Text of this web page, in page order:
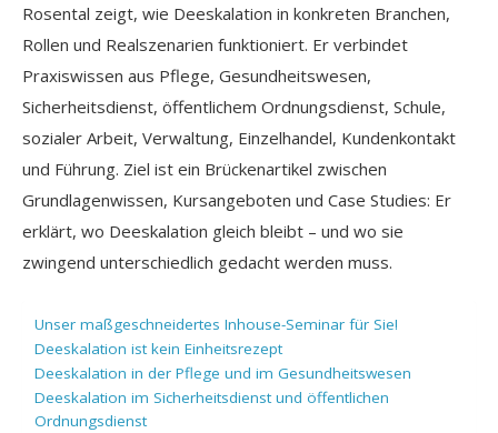
Rosental zeigt, wie Deeskalation in konkreten Branchen,
Rollen und Realszenarien funktioniert. Er verbindet
Praxiswissen aus Pflege, Gesundheitswesen,
Sicherheitsdienst, öffentlichem Ordnungsdienst, Schule,
sozialer Arbeit, Verwaltung, Einzelhandel, Kundenkontakt
und Führung. Ziel ist ein Brückenartikel zwischen
Grundlagenwissen, Kursangeboten und Case Studies: Er
erklärt, wo Deeskalation gleich bleibt – und wo sie
zwingend unterschiedlich gedacht werden muss.
Unser maßgeschneidertes Inhouse-Seminar für Sie!
Deeskalation ist kein Einheitsrezept
Deeskalation in der Pflege und im Gesundheitswesen
Deeskalation im Sicherheitsdienst und öffentlichen
Ordnungsdienst